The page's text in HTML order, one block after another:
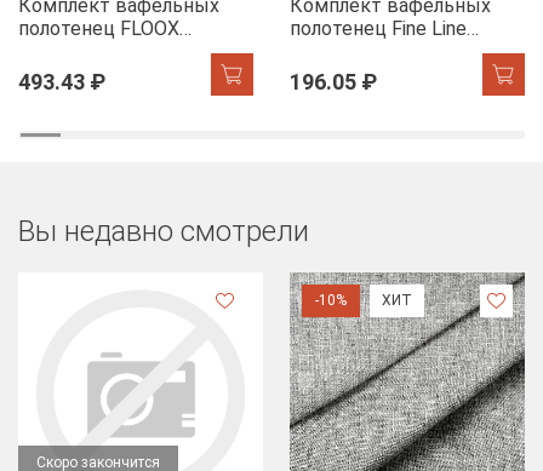
Комплект вафельных
полотенец FLOOX
голубой/сирень
493.43 ₽
Комплект вафельных
полотенец Fine Line
хангере
196.05 ₽
Вы недавно смотрели
Скоро закончится
-10% ХИТ